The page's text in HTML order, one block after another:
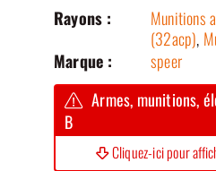
Rayons : Munitions
(32acp),
Marque :
speer
Armes, munitions,
B
Cliquez-ici pour